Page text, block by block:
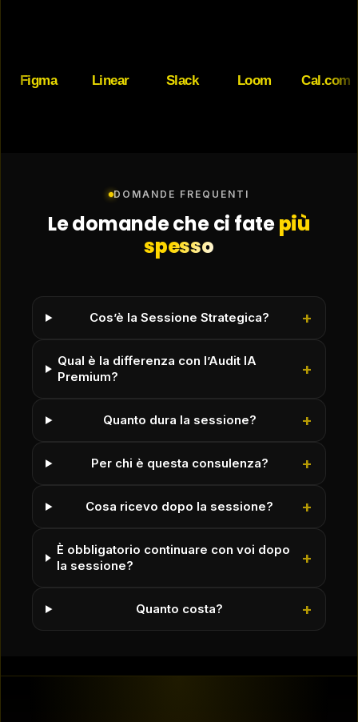
Linear Slack Loom Cal.com
DOMANDE FREQUENTI
Le domande che ci fatepiù
spesso
Cos’è la Sessione Strategica? +
Qual è la differenza con l’Audit IA
Premium?
+
Quanto dura la sessione? +
Per chi è questa consulenza? +
Cosa ricevo dopo la sessione? +
È obbligatorio continuare con voi dopo
la sessione?
+
Quanto costa? +